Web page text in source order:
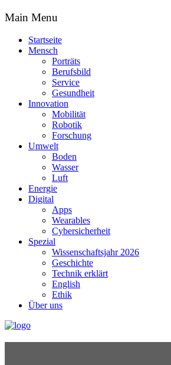
Main Menu
Startseite
Mensch
Porträts
Berufsbild
Service
Gesundheit
Innovation
Mobilität
Robotik
Forschung
Umwelt
Boden
Wasser
Luft
Energie
Digital
Apps
Wearables
Cybersicherheit
Spezial
Wissenschaftsjahr 2026
Geschichte
Technik erklärt
English
Ethik
Über uns